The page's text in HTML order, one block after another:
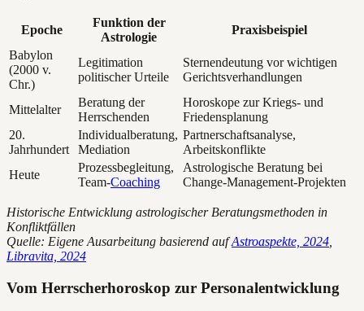
Epoche
Funktion der
Astrologie
Praxisbeispiel
Babylon
(2000 v.
Chr.)
Legitimation
politischer Urteile
Sternendeutung vor wichtigen
Gerichtsverhandlungen
Mittelalter
Beratung der
Herrschenden
Horoskope zur Kriegs- und
Friedensplanung
20.
Jahrhundert
Individualberatung,
Mediation
Partnerschaftsanalyse,
Arbeitskonflikte
Heute
Prozessbegleitung,
Team-Coaching
Astrologische Beratung bei
Change-Management-Projekten
Historische Entwicklung astrologischer Beratungsmethoden in
Konfliktfällen
Quelle: Eigene Ausarbeitung basierend aufAstroaspekte, 2024
Libravita, 2024
Vom Herrscherhoroskop zur Personalentwicklung